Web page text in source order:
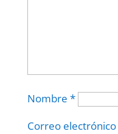
Nombre *
Correo electrónico